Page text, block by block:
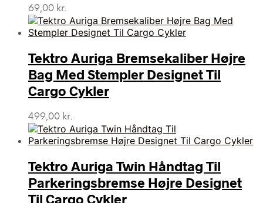
69,00 kr.
Tektro Auriga Bremsekaliber Højre
Bag Med Stempler Designet Til
Cargo Cykler
499,00 kr.
Tektro Auriga Twin Håndtag Til
Parkeringsbremse Højre Designet
Til Cargo Cykler